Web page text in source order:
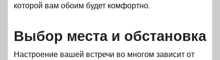
которой вам обоим будет комфортно.
Выбор места и обстановка
Настроение вашей встречи во многом зависит от